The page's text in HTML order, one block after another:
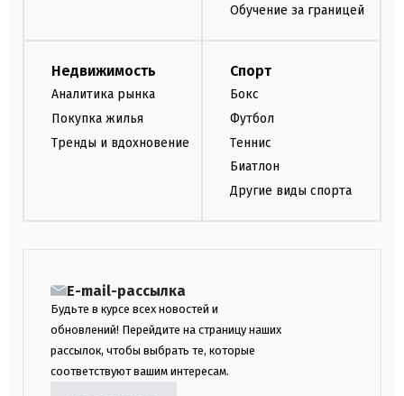
Обучение за границей
Недвижимость
Аналитика рынка
Покупка жилья
Тренды и вдохновение
Спорт
Бокс
Футбол
Теннис
Биатлон
Другие виды спорта
E-mail-рассылка
Будьте в курсе всех новостей и
обновлений! Перейдите на страницу наших
рассылок, чтобы выбрать те, которые
соответствуют вашим интересам.